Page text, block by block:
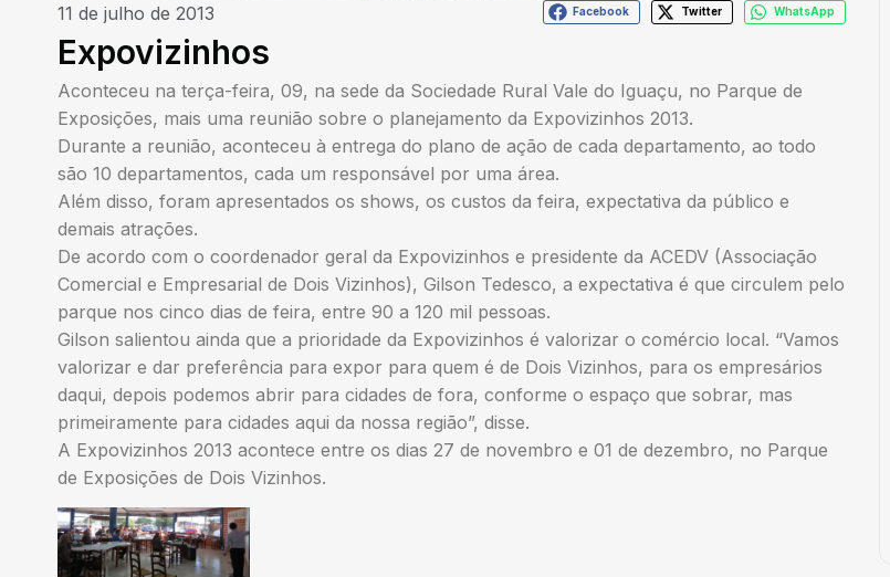
11 de julho de 2013 Facebook Twitter WhatsApp
Expovizinhos
Aconteceu na terça-feira, 09, na sede da Sociedade Rural Vale do Iguaçu, no Parque de
Exposições, mais uma reunião sobre o planejamento da Expovizinhos 2013.
Durante a reunião, aconteceu à entrega do plano de ação de cada departamento, ao todo
são 10 departamentos, cada um responsável por uma área.
Além disso, foram apresentados os shows, os custos da feira, expectativa da público e
demais atrações.
De acordo com o coordenador geral da Expovizinhos e presidente da ACEDV (Associação
Comercial e Empresarial de Dois Vizinhos), Gilson Tedesco, a expectativa é que circulem pelo
parque nos cinco dias de feira, entre 90 a 120 mil pessoas.
Gilson salientou ainda que a prioridade da Expovizinhos é valorizar o comércio local. “Vamos
valorizar e dar preferência para expor para quem é de Dois Vizinhos, para os empresários
daqui, depois podemos abrir para cidades de fora, conforme o espaço que sobrar, mas
primeiramente para cidades aqui da nossa região”, disse.
A Expovizinhos 2013 acontece entre os dias 27 de novembro e 01 de dezembro, no Parque
de Exposições de Dois Vizinhos.